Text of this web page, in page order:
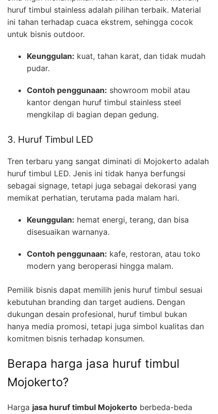
huruf timbul stainless adalah pilihan terbaik. Material
ini tahan terhadap cuaca ekstrem, sehingga cocok
untuk bisnis outdoor.
Keunggulan: kuat, tahan karat, dan tidak mudah
pudar.
Contoh penggunaan: showroom mobil atau
kantor dengan huruf timbul stainless steel
mengkilap di bagian depan gedung.
3. Huruf Timbul LED
Tren terbaru yang sangat diminati di Mojokerto adalah
huruf timbul LED. Jenis ini tidak hanya berfungsi
sebagai signage, tetapi juga sebagai dekorasi yang
memikat perhatian, terutama pada malam hari.
Keunggulan: hemat energi, terang, dan bisa
disesuaikan warnanya.
Contoh penggunaan: kafe, restoran, atau toko
modern yang beroperasi hingga malam.
Pemilik bisnis dapat memilih jenis huruf timbul sesuai
kebutuhan branding dan target audiens. Dengan
dukungan desain profesional, huruf timbul bukan
hanya media promosi, tetapi juga simbol kualitas dan
komitmen bisnis terhadap konsumen.
Berapa harga jasa huruf timbul
Mojokerto?
Harga jasa huruf timbul Mojokerto berbeda-beda